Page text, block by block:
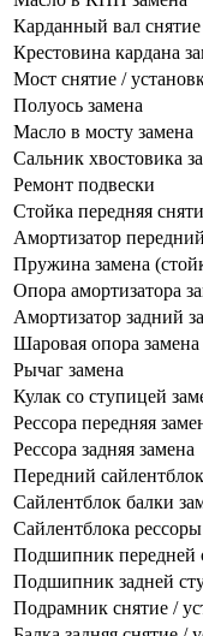
Карданный вал снятие
Крестовина кардана
Мост снятие /
Полуось замена
Масло в мосту замена
Сальник хвостовика
Ремонт подвески
Стойка передняя
Амортизатор
Пружина замена
Опора амортизатора
Амортизатор задний
Шаровая опора замена
Рычаг замена
Кулак со ступицей
Рессора передняя
Рессора задняя замена
Передний
Сайлентблок балки
Сайлентблока
Подшипник передней
Подшипник задней
Подрамник снятие /